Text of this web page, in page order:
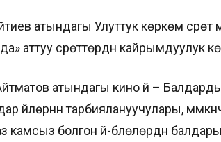
атындагы Улуттук көркөм
аттуу сүрөттөрдүн кайрымдуулук
атындагы кино үйү –
үйлөрүнүн тарбиялануучулары,
камсыз болгон үй-бүлөлөрдүн